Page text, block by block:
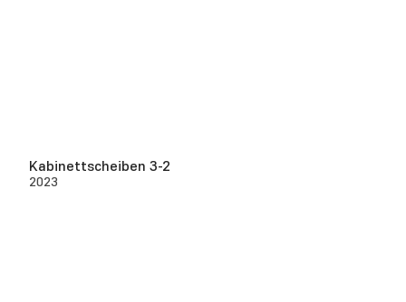
Kabinettscheiben 3-2
2023